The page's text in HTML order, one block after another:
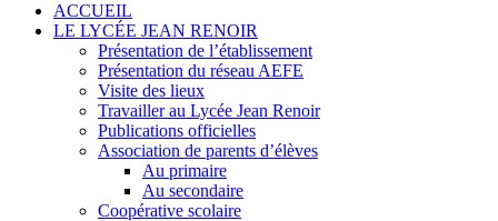
ACCUEIL
LE LYCÉE JEAN RENOIR
Présentation de l’établissement
Présentation du réseau AEFE
Visite des lieux
Travailler au Lycée Jean Renoir
Publications officielles
Association de parents d’élèves
Au primaire
Au secondaire
Coopérative scolaire